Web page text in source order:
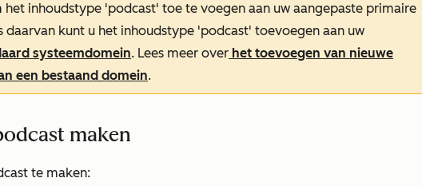
inhoudstype 'podcast' toe te voegen aan uw aangepaste primaire
daarvan kunt u het inhoudstype 'podcast' toevoegen aan uw
systeemdomein. Lees meer over het toevoegen van nieuwe
een bestaand domein.
maken
te maken: